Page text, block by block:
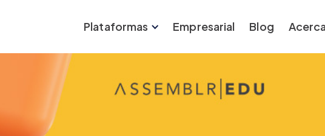
Plataformas Empresarial Blog